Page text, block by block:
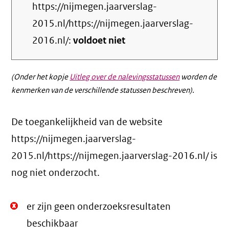
https://nijmegen.jaarverslag-
2015.nl/https://nijmegen.jaarverslag-
2016.nl/:voldoet niet
(Onder het kopje Uitleg over de nalevingsstatussenworden de
kenmerken van de verschillende statussen beschreven).
De toegankelijkheid van de website
https://nijmegen.jaarverslag-
2015.nl/https://nijmegen.jaarverslag-2016.nl/ is
nog niet onderzocht.
Niet
Oké.
er zijn geen onderzoeksresultaten
beschikbaar